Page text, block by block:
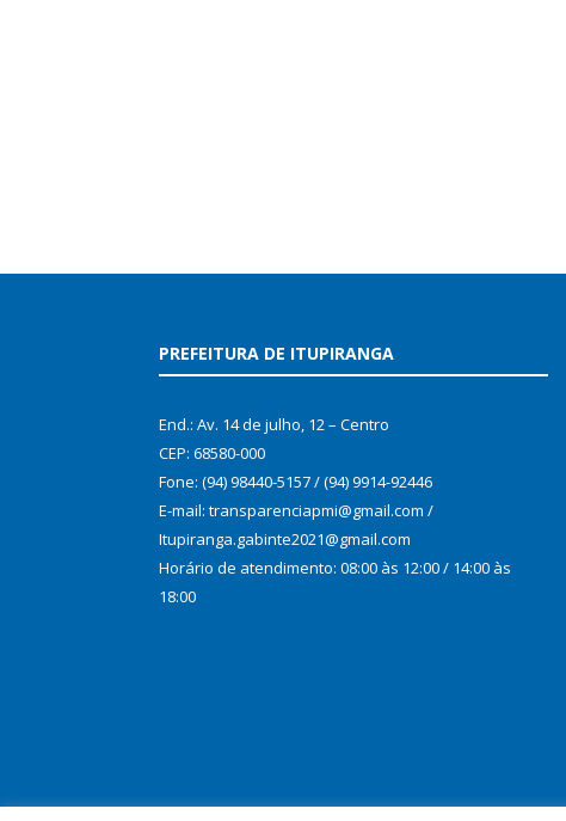
PREFEITURA DE ITUPIRANGA
End.: Av. 14 de julho, 12 – Centro
CEP: 68580-000
Fone: (94) 98440-5157 / (94) 9914-92446
E-mail: transparenciapmi@gmail.com /
Itupiranga.gabinte2021@gmail.com
Horário de atendimento: 08:00 às 12:00 / 14:00 às
18:00